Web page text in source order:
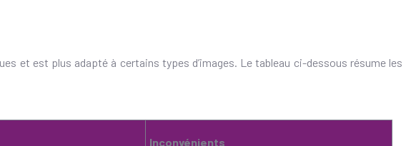
et est plus adapté à certains types d’images. Le tableau ci-dessous résume les
Inconvénients